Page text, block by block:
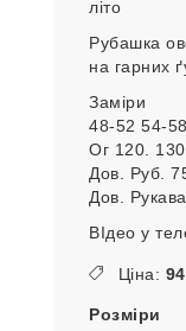
літо
Рубашка
на гарних
Заміри
48-52 54-
Ог 120.
Дов. Руб.
Дов.
ВІдео у
Ціна:
Розміри